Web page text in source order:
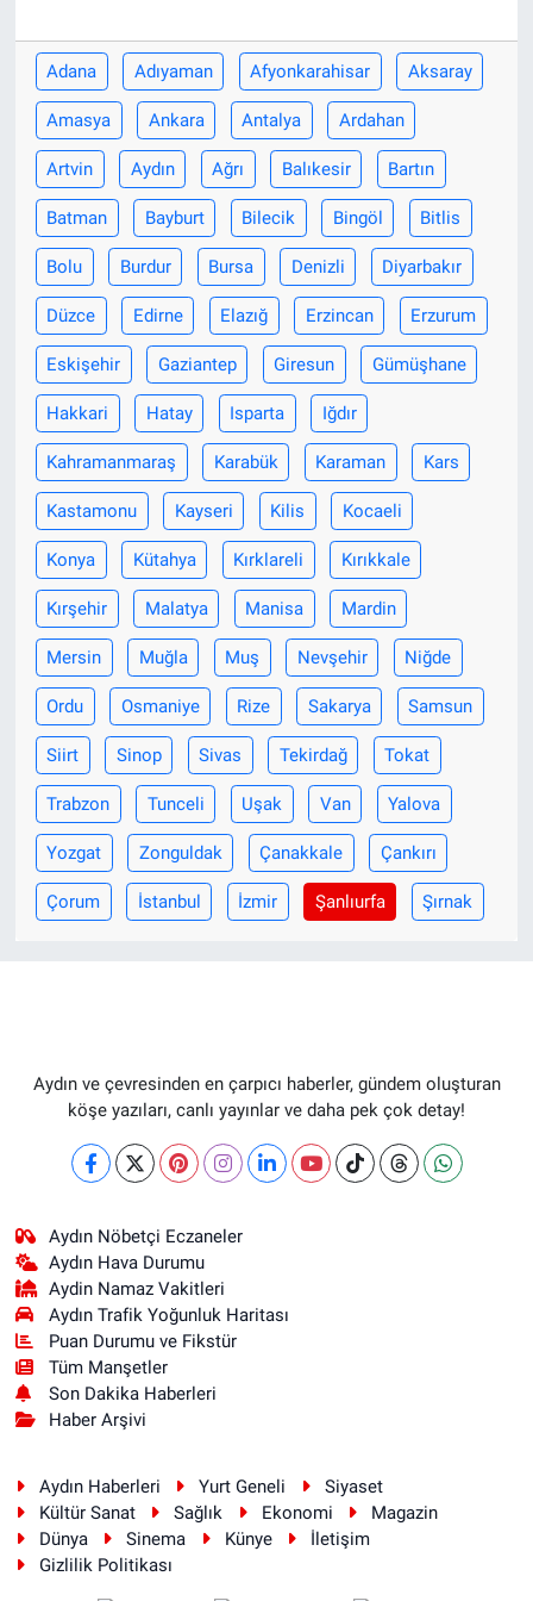
Adana Adıyaman Afyonkarahisar Aksaray
Amasya Ankara Antalya Ardahan
Artvin Aydın Ağrı Balıkesir Bartın
Batman Bayburt Bilecik Bingöl Bitlis
Bolu Burdur Bursa Denizli Diyarbakır
Düzce Edirne Elazığ Erzincan Erzurum
Eskişehir Gaziantep Giresun Gümüşhane
Hakkari Hatay Isparta Iğdır
Kahramanmaraş Karabük Karaman Kars
Kastamonu Kayseri Kilis Kocaeli
Konya Kütahya Kırklareli Kırıkkale
Kırşehir Malatya Manisa Mardin
Mersin Muğla Muş Nevşehir Niğde
Ordu Osmaniye Rize Sakarya Samsun
Siirt Sinop Sivas Tekirdağ Tokat
Trabzon Tunceli Uşak Van Yalova
Yozgat Zonguldak Çanakkale Çankırı
Çorum İstanbul İzmir Şanlıurfa Şırnak
Aydın ve çevresinden en çarpıcı haberler, gündem oluşturan
köşe yazıları, canlı yayınlar ve daha pek çok detay!
Aydın Nöbetçi Eczaneler
Aydın Hava Durumu
Aydin Namaz Vakitleri
Aydın Trafik Yoğunluk Haritası
Puan Durumu ve Fikstür
Tüm Manşetler
Son Dakika Haberleri
Haber Arşivi
Aydın Haberleri Yurt Geneli
Siyaset
Kültür Sanat
Sağlık Ekonomi
Magazin
Dünya
Sinema Künye
İletişim
Gizlilik Politikası